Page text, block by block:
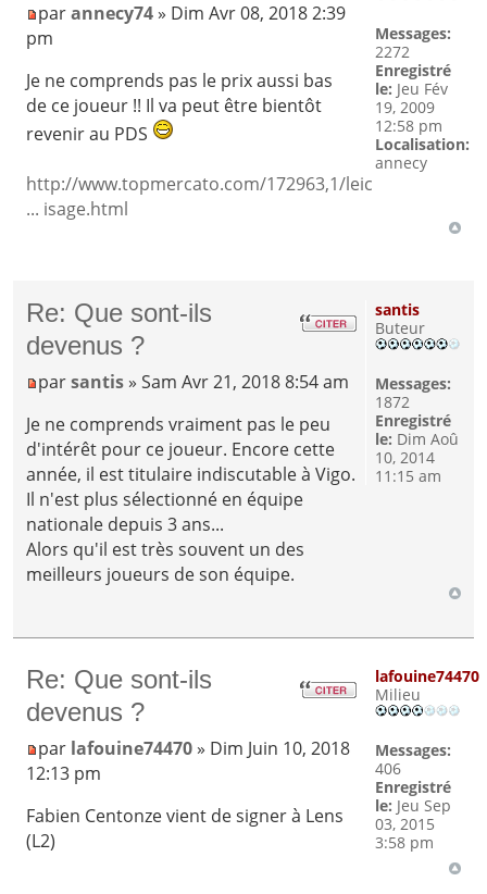
parannecy74» Dim Avr 08, 2018 2:39
pm
Je ne comprends pas le prix aussi bas
de ce joueur !! Il va peut être bientôt
revenir au PDS
http://www.topmercato.com/172963,1/leic
... isage.html
Messages:
2272
Enregistré
le: Jeu Fév
19, 2009
12:58 pm
Localisation:
annecy
Re: Que sont-ils
devenus ?
parsantis » Sam Avr 21, 2018 8:54 am
Je ne comprends vraiment pas le peu
d'intérêt pour ce joueur. Encore cette
année, il est titulaire indiscutable à Vigo.
Il n'est plus sélectionné en équipe
nationale depuis 3 ans...
Alors qu'il est très souvent un des
meilleurs joueurs de son équipe.
santis
Buteur
Messages:
1872
Enregistré
le: Dim Aoû
10, 2014
11:15 am
Re: Que sont-ils
devenus ?
par lafouine74470» Dim Juin 10, 2018
12:13 pm
Fabien Centonze vient de signer à Lens
(L2)
lafouine74470
Milieu
Messages:
406
Enregistré
le: Jeu Sep
03, 2015
3:58 pm